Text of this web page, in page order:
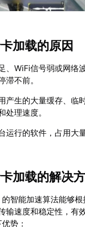
加载的原因
、WiFi信号弱或网
滞不前。
产生的大量缓存、
处理速度。
运行的软件，占用大
加载的解决
的智能加速算法能够
输速度和稳定性，有
势：